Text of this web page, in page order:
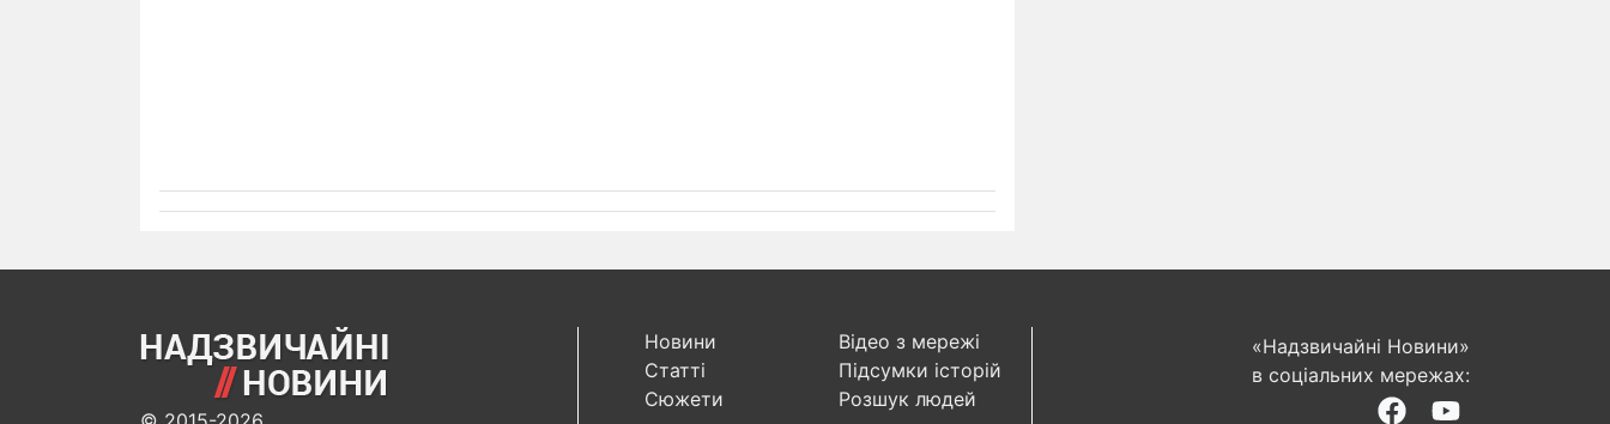
Новини
Статті
Сюжети
Відео з мережі
Підсумки історій
Розшук людей
«Надзвичайні Новини»
в соціальних мережах: